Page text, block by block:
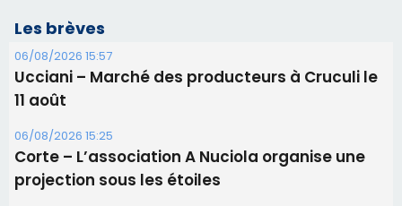
Les brèves
06/08/2026 15:57
Ucciani – Marché des producteurs à Cruculi le
11 août
06/08/2026 15:25
Corte – L’association A Nuciola organise une
projection sous les étoiles